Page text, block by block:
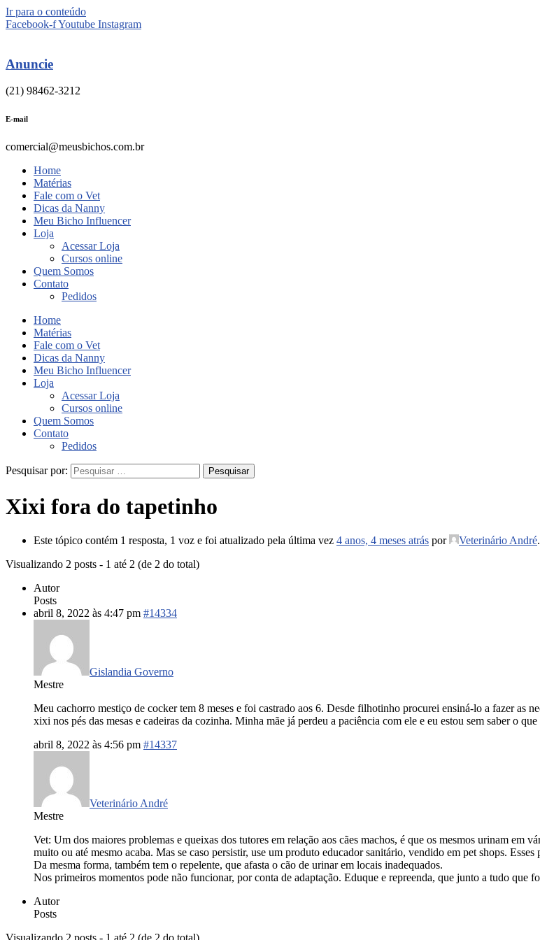
Ir para o conteúdo
Facebook-fYoutube Instagram
Anuncie
(21) 98462-3212
E-mail
comercial@meusbichos.com.br
Home
Matérias
Fale com o Vet
Dicas da Nanny
Meu Bicho Influencer
Loja
Acessar Loja
Cursos online
Quem Somos
Contato
Pedidos
Home
Matérias
Fale com o Vet
Dicas da Nanny
Meu Bicho Influencer
Loja
Acessar Loja
Cursos online
Quem Somos
Contato
Pedidos
Pesquisar por:
Xixi fora do tapetinho
Este tópico contém 1 resposta, 1 voz e foi atualizado pela última vez 4 anos, 4 meses atrás por Veterinário André.
Visualizando 2 posts - 1 até 2 (de 2 do total)
Autor
Posts
abril 8, 2022 às 4:47 pm #14334
Gislandia Governo
Mestre
Meu cachorro mestiço de cocker tem 8 meses e foi castrado aos 6. Desde filhotinho procurei ensiná-lo a fazer as
xixi nos pés das mesas e cadeiras da cozinha. Minha mãe já perdeu a paciência com ele e eu estou sem saber o
abril 8, 2022 às 4:56 pm #14337
Veterinário André
Mestre
Vet: Um dos maiores problemas e queixas dos tutores em relação aos cães machos, é que os mesmos urinam em
muito ou até mesmo acaba. Mas se caso persistir, use um produto educador sanitário, vendido em pet shops.
Da mesma forma, também tem o repelente, que afasta o cão de urinar em locais inadequados.
Nos primeiros momentos pode não funcionar, por conta de adaptação. Eduque e repreenda, que junto a tudo que
Autor
Posts